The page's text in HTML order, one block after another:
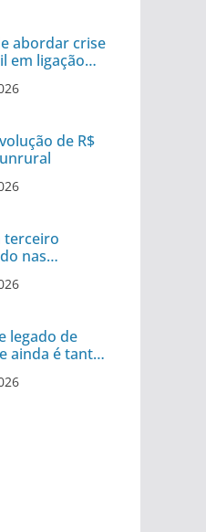
abordar crise
em ligação
de R$
terceiro
nas
legado de
ainda é tanta